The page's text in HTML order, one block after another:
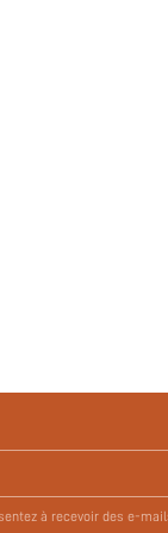
à recevoir des e-